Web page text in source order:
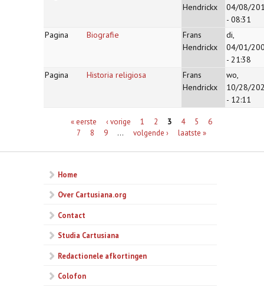
Hendrickx
04/08/
- 08:31
Pagina
Biografie
Frans
Hendrickx
di,
04/01/
- 21:38
Pagina
Historia religiosa
Frans
Hendrickx
wo,
10/28/
- 12:11
Pagina's« eerste ‹ vorige 1 2 3 4 5
6
7
8 9 … volgende › laatste »
Home
Over Cartusiana.org
Contact
Studia Cartusiana
Redactionele afkortingen
Colofon